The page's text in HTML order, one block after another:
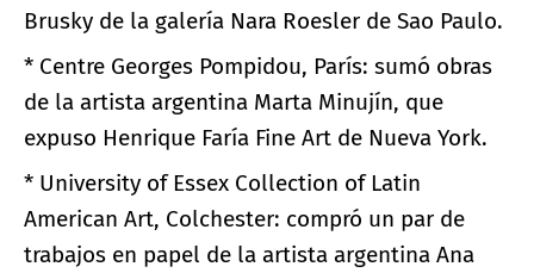
Brusky de la galería Nara Roesler de Sao Paulo.
* Centre Georges Pompidou, París: sumó obras
de la artista argentina Marta Minujín, que
expuso Henrique Faría Fine Art de Nueva York.
* University of Essex Collection of Latin
American Art, Colchester: compró un par de
trabajos en papel de la artista argentina Ana